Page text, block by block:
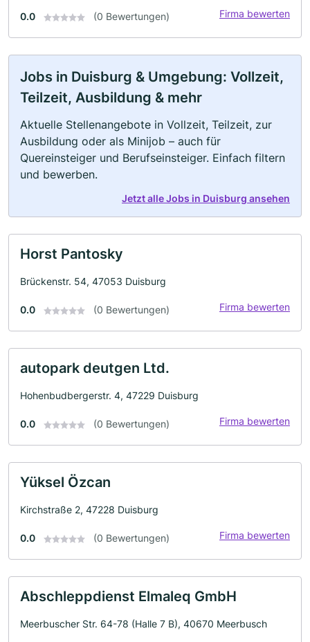
0.0 (0 Bewertungen) Firma bewerten
Jobs in Duisburg & Umgebung: Vollzeit,
Teilzeit, Ausbildung & mehr
Aktuelle Stellenangebote in Vollzeit, Teilzeit, zur
Ausbildung oder als Minijob – auch für
Quereinsteiger und Berufseinsteiger. Einfach filtern
und bewerben.
Jetzt alle Jobs in Duisburg ansehen
Horst Pantosky
Brückenstr. 54, 47053 Duisburg
0.0 (0 Bewertungen) Firma bewerten
autopark deutgen Ltd.
Hohenbudbergerstr. 4, 47229 Duisburg
0.0 (0 Bewertungen) Firma bewerten
Yüksel Özcan
Kirchstraße 2, 47228 Duisburg
0.0 (0 Bewertungen) Firma bewerten
Abschleppdienst Elmaleq GmbH
Meerbuscher Str. 64-78 (Halle 7 B), 40670 Meerbusch